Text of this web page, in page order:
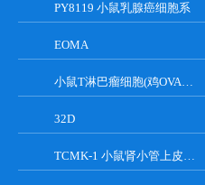
PY8119 小鼠乳腺癌细胞系
EOMA
小鼠T淋巴瘤细胞(鸡OVA基因修饰)
32D
TCMK-1 小鼠肾小管上皮细胞系